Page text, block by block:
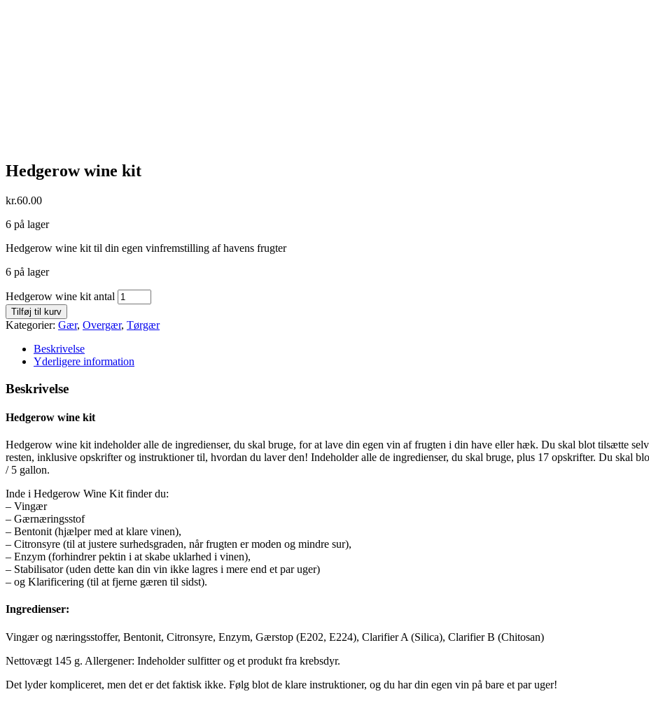
Hedgerow wine kit
kr.60.00
6 på lager
Hedgerow wine kit til din egen vinfremstilling af havens frugter
6 på lager
Hedgerow wine kit antal
Tilføj til kurv
Kategorier: Gær, Overgær, Tørgær
Beskrivelse
Yderligere information
Beskrivelse
Hedgerow wine kit
Hedgerow wine kit indeholder alle de ingredienser, du skal bruge, for at lave din egen vin af frugten i din have eller hæk. Du skal blot tilsætte
resten, inklusive opskrifter og instruktioner til, hvordan du laver den! Indeholder alle de ingredienser, du skal bruge, plus 17 opskrifter. Du skal
/ 5 gallon.
Inde i Hedgerow Wine Kit finder du:
– Vingær
– Gærnæringsstof
– Bentonit (hjælper med at klare vinen),
– Citronsyre (til at justere surhedsgraden, når frugten er moden og mindre sur),
– Enzym (forhindrer pektin i at skabe uklarhed i vinen),
– Stabilisator (uden dette kan din vin ikke lagres i mere end et par uger)
– og Klarificering (til at fjerne gæren til sidst).
Ingredienser:
Vingær og næringsstoffer, Bentonit, Citronsyre, Enzym, Gærstop (E202, E224), Clarifier A (Silica), Clarifier B (Chitosan)
Nettovægt 145 g. Allergener: Indeholder sulfitter og et produkt fra krebsdyr.
Det lyder kompliceret, men det er det faktisk ikke. Følg blot de klare instruktioner, og du har din egen vin på bare et par uger!